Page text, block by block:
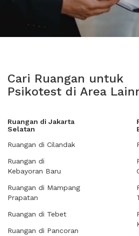
Cari Ruangan untuk
Psikotest di Area
Ruangan di Jakarta
Selatan
Ruangan di Cilandak
Ruangan di
Kebayoran Baru
Ruangan di Mampang
Prapatan
Ruangan di Tebet
Ruangan di Pancoran